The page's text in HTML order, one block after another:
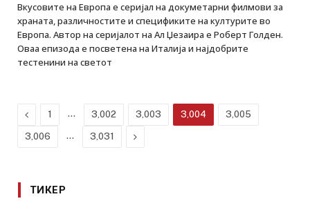
Вкусовите на Европа е серијал на докуметарни филмови за
храната, различностите и спецификите на културите во
Европа. Автор на серијалот на Ал Џезаира е Роберт Голден.
Оваа епизода е посветена на Италија и најдобрите
тестенини на светот
Previous
1 … 3,002 3,003 3,004 3,005
3,006 … 3,031 Next
ТИКЕР